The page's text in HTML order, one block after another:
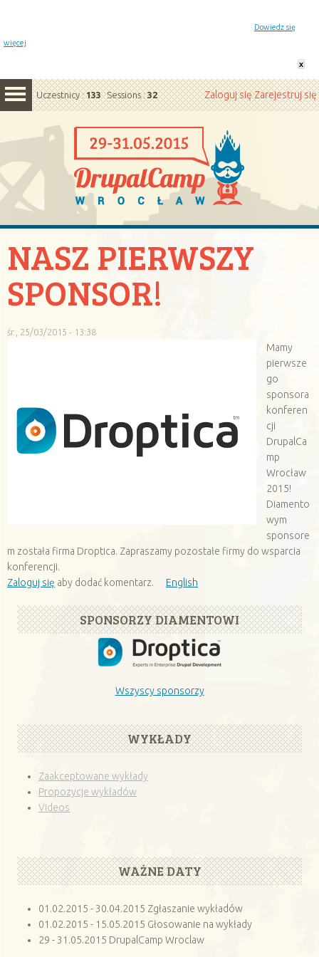
Dowiedz się
więcej
x
Uczestnicy :133 Sessions :32 Zaloguj sięZarejestruj się
NASZ PIERWSZY
SPONSOR!
śr., 25/03/2015 - 13:38
Mamy
pierwsze
go
sponsora
konferen
cji
DrupalCa
mp
Wrocław
2015!
Diamento
wym
sponsore
m została firma Droptica. Zapraszamy pozostałe firmy do wsparcia
konferencji.
Zaloguj się aby dodać komentarz. English
SPONSORZY DIAMENTOWI
Wszyscy sponsorzy
WYKŁADY
Zaakceptowane wykłady
Propozycje wykładów
Videos
WAŻNE DATY
01.02.2015 - 30.04.2015 Zgłaszanie wykładów
01.02.2015 - 15.05.2015 Głosowanie na wykłady
29 - 31.05.2015 DrupalCamp Wroclaw